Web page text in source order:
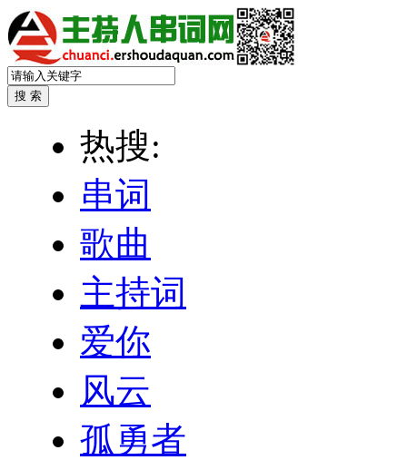
热搜:
串词
歌曲
主持词
爱你
风云
孤勇者